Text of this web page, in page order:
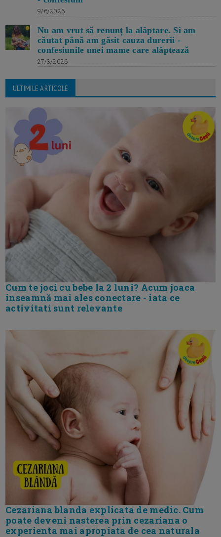
9/6/2026
Nu am vrut să renunț la alăptare. Si am
căutat până am găsit cauza durerii -
confesiunile unei mame care alăptează
27/3/2026
ULTIMILE ARTICOLE
Cum te joci cu bebe la 2 luni? Acum joaca
inseamnă mai ales conectare - iata ce
activitati sunt relevante
Cezariana blanda explicata de medic. Cum
poate deveni nasterea prin cezariana o
experienta mai apropiata de cea naturala